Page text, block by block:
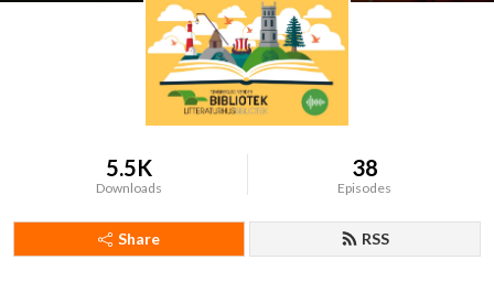
5.5K
Downloads
38
Episodes
Share RSS